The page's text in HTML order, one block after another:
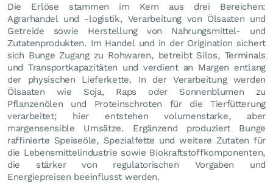
Die Erlöse stammen im Kern aus drei Bereichen:
Agrarhandel und -logistik, Verarbeitung von Ölsaaten und
Getreide sowie Herstellung von Nahrungsmittel- und
Zutatenprodukten. Im Handel und in der Origination sichert
sich Bunge Zugang zu Rohwaren, betreibt Silos, Terminals
und Transportkapazitäten und verdient an Margen entlang
der physischen Lieferkette. In der Verarbeitung werden
Ölsaaten wie Soja, Raps oder Sonnenblumen zu
Pflanzenölen und Proteinschroten für die Tierfütterung
verarbeitet; hier entstehen volumenstarke, aber
margensensible Umsätze. Ergänzend produziert Bunge
raffinierte Speiseöle, Spezialfette und weitere Zutaten für
die Lebensmittelindustrie sowie Biokraftstoffkomponenten,
die stärker von regulatorischen Vorgaben und
Energiepreisen beeinflusst werden.